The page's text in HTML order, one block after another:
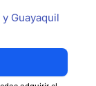
Guayaquil